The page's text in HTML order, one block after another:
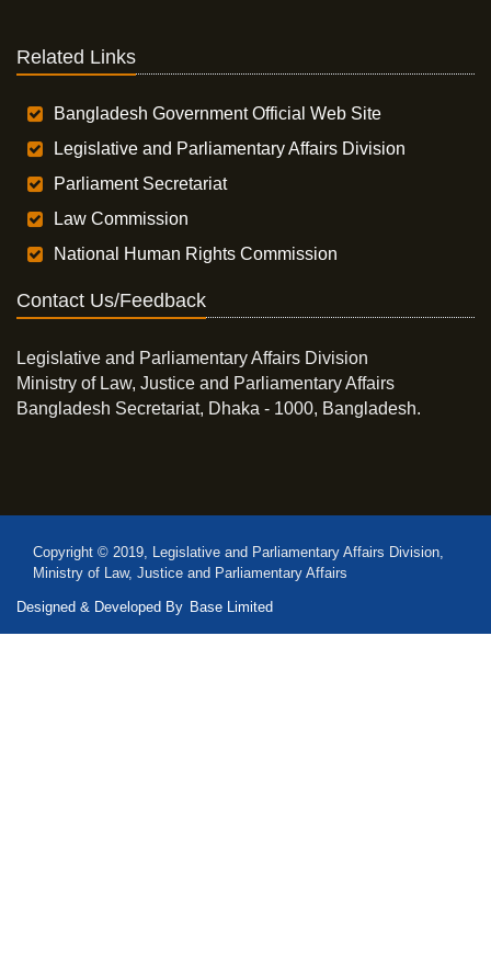
Related Links
Bangladesh Government Official Web Site
Legislative and Parliamentary Affairs Division
Parliament Secretariat
Law Commission
National Human Rights Commission
Contact Us/Feedback
Legislative and Parliamentary Affairs Division
Ministry of Law, Justice and Parliamentary Affairs
Bangladesh Secretariat, Dhaka - 1000, Bangladesh.
Copyright © 2019, Legislative and Parliamentary Affairs Division,
Ministry of Law, Justice and Parliamentary Affairs
Designed & Developed By Base Limited